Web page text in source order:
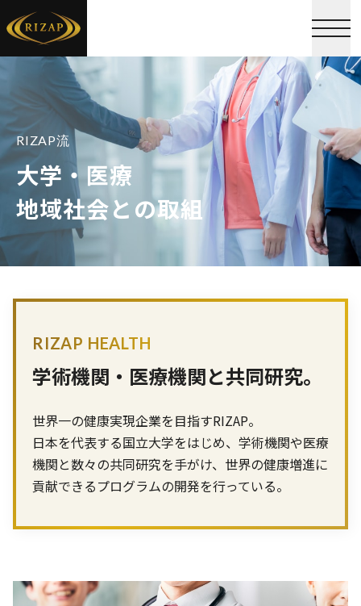
RIZAP流
大学・医療
地域社会との取組
RIZAP HEALTH
学術機関・医療機関と共同研究。
世界一の健康実現企業を目指すRIZAP。
日本を代表する国立大学をはじめ、学術機関や医療
機関と数々の共同研究を手がけ、世界の健康増進に
貢献できるプログラムの開発を行っている。